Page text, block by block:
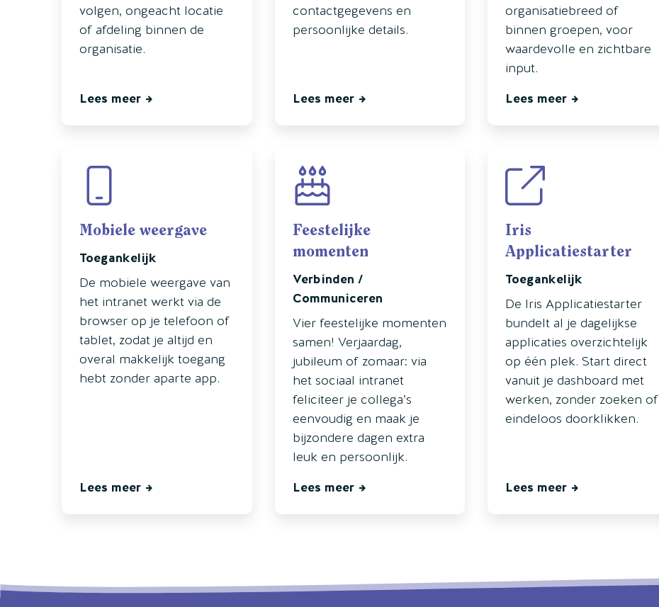
volgen, ongeacht locatie
of afdeling binnen de
organisatie.
Lees meer
contactgegevens en
persoonlijke details.
Lees meer
organisatiebreed of
binnen groepen, voor
waardevolle en zichtbare
input.
Lees meer
Mobiele weergave
Toegankelijk
De mobiele weergave van
het intranet werkt via de
browser op je telefoon of
tablet, zodat je altijd en
overal makkelijk toegang
hebt zonder aparte app.
Lees meer
Feestelijke
momenten
Verbinden /
Communiceren
Vier feestelijke momenten
samen! Verjaardag,
jubileum of zomaar: via
het sociaal intranet
feliciteer je collega’s
eenvoudig en maak je
bijzondere dagen extra
leuk en persoonlijk.
Lees meer
Iris
Applicatiestarter
Toegankelijk
De Iris Applicatiestarter
bundelt al je dagelijkse
applicaties overzichtelijk
op één plek. Start direct
vanuit je dashboard met
werken, zonder zoeken of
eindeloos doorklikken.
Lees meer